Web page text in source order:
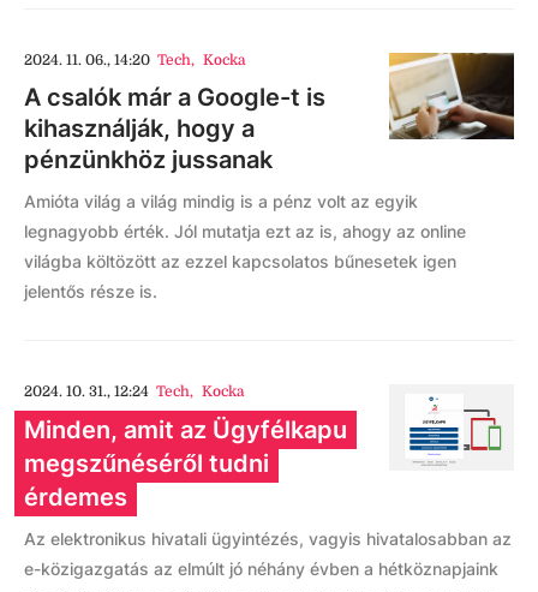
2024. 11. 06., 14:20 Tech, Kocka
A csalók már a Google-t is
kihasználják, hogy a
pénzünkhöz jussanak
Amióta világ a világ mindig is a pénz volt az egyik
legnagyobb érték. Jól mutatja ezt az is, ahogy az online
világba költözött az ezzel kapcsolatos bűnesetek igen
jelentős része is.
2024. 10. 31., 12:24 Tech, Kocka
Minden, amit az Ügyfélkapu
megszűnéséről tudni
érdemes
Az elektronikus hivatali ügyintézés, vagyis hivatalosabban az
e-közigazgatás az elmúlt jó néhány évben a hétköznapjaink